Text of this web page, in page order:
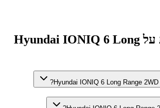
עלHyundai IONIQ 6 Long